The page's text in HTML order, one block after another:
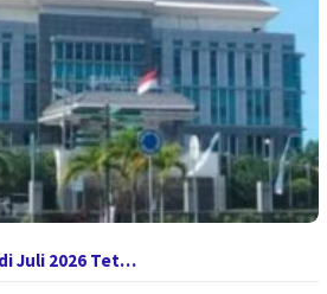
Juli 2026 Tet…